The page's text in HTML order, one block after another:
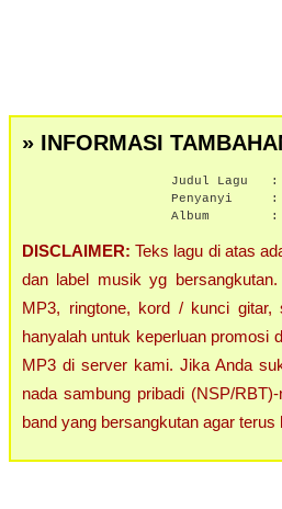
» INFORMASI
Judul Lagu :
Penyanyi :
Album :
DISCLAIMER: Teks lagu di atas
dan label musik yg
MP3, ringtone, kord / kunci
hanyalah untuk keperluan promosi
MP3 di server kami. Jika Anda
nada sambung pribadi (NSP/
band yang bersangkutan agar